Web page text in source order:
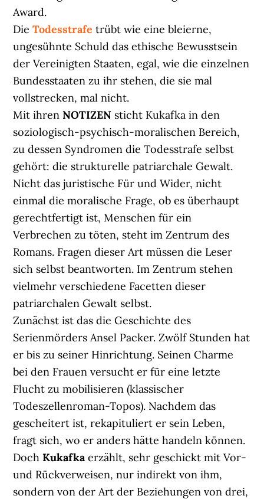
Award.
DieTodesstrafe trübt wie eine bleierne,
ungesühnte Schuld das ethische Bewusstsein
der Vereinigten Staaten, egal, wie die einzelnen
Bundesstaaten zu ihr stehen, die sie mal
vollstrecken, mal nicht.
Mit ihrenNOTIZEN sticht Kukafka in den
soziologisch-psychisch-moralischen Bereich,
zu dessen Syndromen die Todesstrafe selbst
gehört: die strukturelle patriarchale Gewalt.
Nicht das juristische Für und Wider, nicht
einmal die moralische Frage, ob es überhaupt
gerechtfertigt ist, Menschen für ein
Verbrechen zu töten, steht im Zentrum des
Romans. Fragen dieser Art müssen die Leser
sich selbst beantworten. Im Zentrum stehen
vielmehr verschiedene Facetten dieser
patriarchalen Gewalt selbst.
Zunächst ist das die Geschichte des
Serienmörders Ansel Packer. Zwölf Stunden hat
er bis zu seiner Hinrichtung. Seinen Charme
bei den Frauen versucht er für eine letzte
Flucht zu mobilisieren (klassischer
Todeszellenroman-Topos). Nachdem das
gescheitert ist, rekapituliert er sein Leben,
fragt sich, wo er anders hätte handeln können.
DochKukafkaerzählt, sehr geschickt mit Vor-
und Rückverweisen, nur indirekt von ihm,
sondern von der Art der Beziehungen von drei,